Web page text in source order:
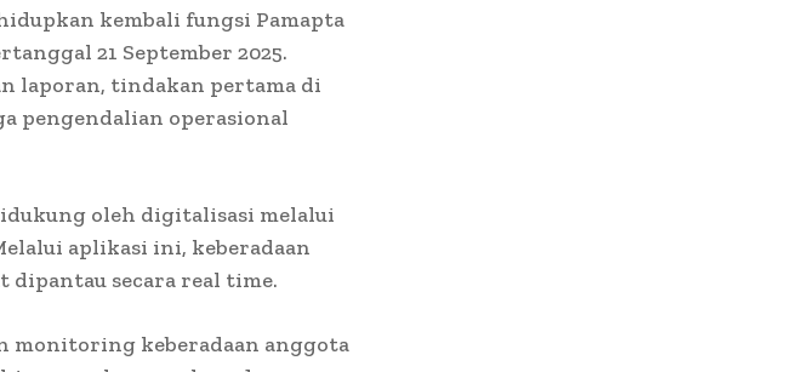
kembali fungsi Pamapta
21 September 2025.
laporan, tindakan pertama di
pengendalian operasional
oleh digitalisasi melalui
aplikasi ini, keberadaan
dipantau secara real time.
monitoring keberadaan anggota